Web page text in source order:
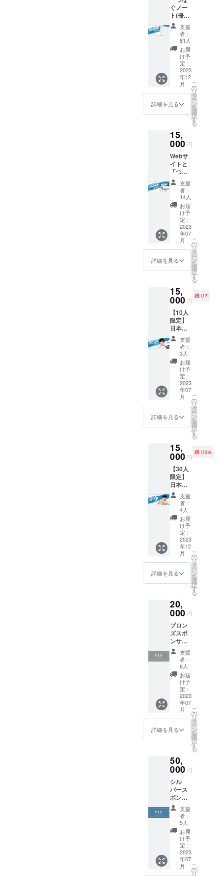
定ペー
ジ数
64p/数
量100部
予定/B5
サイズ
■お礼
メール
と活動
報告を
随時お
届け ※
活動報
報告を
メール
にて月
１回配
信（計5
回）
ぐノー
ト(冊
子)」に
お名前
を掲載
致しま
す！ ■
つなぐ
ノート
にお名
前掲載
（個人
名） ※
ご希望
のお名
考欄で
お教え
くださ
い。
（ハン
ドル
ネーム
可） ※
本文テ
キスト
サイズ
にて箇
条書き
■つなぐ
ノート
のお届
け
つなぐ
ノー
ト：予
定ペー
ジ数
64p/数
量100部
予定/B5
サイズ
■お礼
メール
と活動
報告を
随時お
届け ※
活動報
告：支
メール
にて月
１回配
信（計5
回）
支援
者：
81人
お届
け予
定：
2023
年12
月
詳細を見る
こ
の
リ
タ
ー
ン
を
選
択
す
る
15,
000 円
Webサ
イトと
「つな
ぐノー
ト(冊
子)」に
お名前
を掲載
致しま
す！
■HPに
お名前
記載
（個
人） ※
ご希望
前を備
考欄で
お教え
くださ
い。
（ハン
ドル
ネーム
可） ※
ホーム
ページ
公開中
は継続
して掲
載予定
（2023
年12月
※本文テ
キスト
サイズ
にて箇
条書き
■つなぐ
ノート
にお名
前掲載
（個
人） ※
ご希望
のお名
前を備
考欄で
お教え
くださ
ネーム
可） ※
本文テ
キスト
サイズ
にて箇
条書き
■つなぐ
ノート
のお届
（2023
年12月
中） ※
つなぐ
ト：予
定ペー
量100部
予定/B5
サイズ
■お礼
メール
と活動
報告を
随時お
届け ※
活動報
告：支
援者限
定活動
報告を
メール
支援
者：
14人
お届
け予
定：
2023
年07
月
詳細を見る
こ
の
リ
タ
ー
ン
を
選
択
す
る
15,
000 円
残り7
【10人
限定】
日本一
周中に2
人でお
話しま
しょ
う！
ZOOM
（1対
1）でリ
アルタ
イムな
旅の情
報お聞
かせし
■ZOOM
でお話
し（30
分）
※2023
年7月予
定。詳
しい日
程は別
途メー
ルにて
ご連絡
致しま
す。 ■
つなぐ
ノート
のお届
中） ※
つなぐ
ノー
ト：予
定ペー
ジ数
64p/数
量100部
予定/B5
サイズ
■お礼
メール
と活動
報告を
随時お
届け ※
活動報
報告を
メール
１回配
信（計5
回）
支援
者：
3人
お届
け予
定：
2023
年07
月
詳細を見る
こ
の
リ
タ
ー
ン
を
選
択
す
る
15,
000 円
残り26
【30人
限定】
日本一
周終了
後のオ
フ会に
ご招待
致しま
す！ ■
オフ会
ご招待
□日程：
2023年
12月上
旬予定
□場所：
内の飲
食店 □
交通
費：自
己負担
□飲食
代：必
要あり
ません
※詳しい
開催場
所や日
時は
2023年
10月中
にメー
ルにて
つなぐ
ノート
のお届
け
（2023
年12月
中） ※
つなぐ
ノー
ト：予
定ペー
ジ数
64p/数
量100部
予定/B5
支援
者：
4人
お届
け予
定：
2023
年12
月
詳細を見る
こ
の
リ
タ
ー
ン
を
選
択
す
る
20,
000 円
ブロン
ズスポ
ンサー
■Webサ
イトへ
の企業
名orロ
ゴ掲載
（小）
※掲載サ
イズ：
320px×
50px ※
企業名
の場
合、ご
お名前
を備考
欄でお
教えく
ださ
い。
（ハン
ドル
ネーム
可） ※
ロゴ・
バナー
の場
合、
『ロ
支援
者：
6人
お届
け予
定：
2023
年07
月
詳細を見る
こ
の
リ
タ
ー
ン
を
選
択
す
る
50,
000 円
シル
バース
ポン
サー
■Webサ
イトへ
の企業
名orロ
ゴ掲載
（中）
※掲載サ
イズ：
支援
者：
5人
お届
け予
定：
2023
年07
月
こ
の
リ